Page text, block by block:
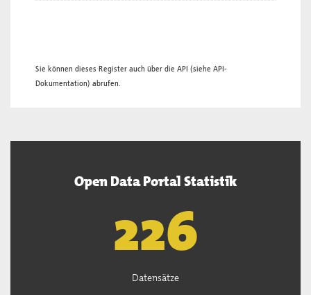
Sie können dieses Register auch über die API (siehe API-
Dokumentation) abrufen.
Open Data Portal Statistik
226
Datensätze